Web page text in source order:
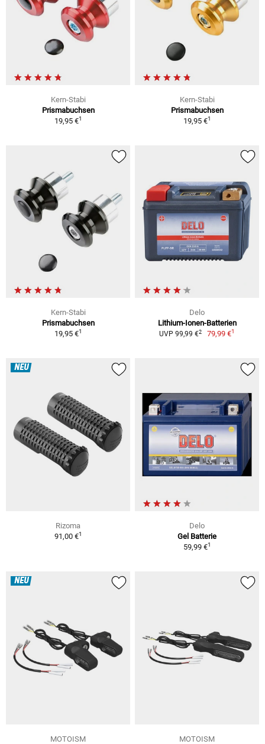
Kern-Stabi
Prismabuchsen
19,95 €1
Kern-Stabi
Prismabuchsen
19,95 €1
Kern-Stabi
Prismabuchsen
19,95 €1
Delo
Lithium-Ionen-Batterien
UVP 99,99 €2 79,99 €1
NEU
Rizoma
91,00 €1
Delo
Gel Batterie
59,99 €1
NEU
MOTOISM
MOTOISM